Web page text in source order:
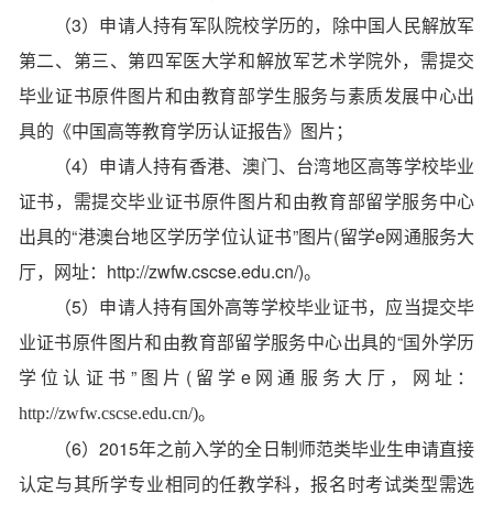
（3）申请人持有军队院校学历的，除中国人民解放军
第二、第三、第四军医大学和解放军艺术学院外，需提交
毕业证书原件图片和由教育部学生服务与素质发展中心出
具的《中国高等教育学历认证报告》图片；
（4）申请人持有香港、澳门、台湾地区高等学校毕业
证书，需提交毕业证书原件图片和由教育部留学服务中心
出具的“港澳台地区学历学位认证书”图片(留学e网通服务大
厅，网址：http://zwfw.cscse.edu.cn/)。
（5）申请人持有国外高等学校毕业证书，应当提交毕
业证书原件图片和由教育部留学服务中心出具的“国外学历
学位认证书”图片(留学e网通服务大厅，网址：
http://zwfw.cscse.edu.cn/)。
（6）2015年之前入学的全日制师范类毕业生申请直接
认定与其所学专业相同的任教学科，报名时考试类型需选